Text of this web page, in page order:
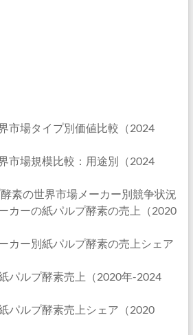
市場タイプ別価値比較（2024
市場規模比較：用途別（2024
素の世界市場メーカー別競争状況
カーの紙パルプ酵素の売上（2020
カー別紙パルプ酵素の売上シェア
パルプ酵素売上（2020年-2024
パルプ酵素売上シェア（2020